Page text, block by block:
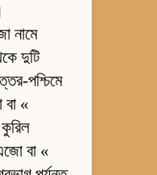
নামে
দুটি
পশ্চিমে
«
বা «